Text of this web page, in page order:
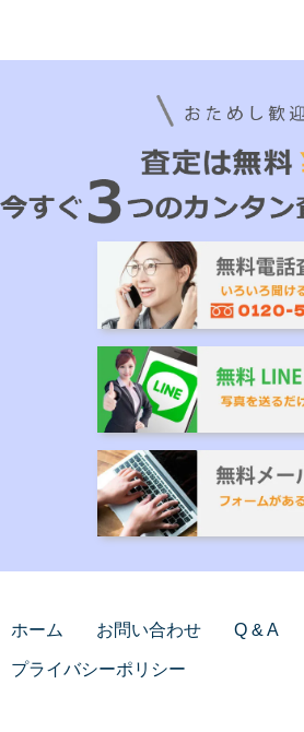
ホーム お問い合わせ Q & A
プライバシーポリシー